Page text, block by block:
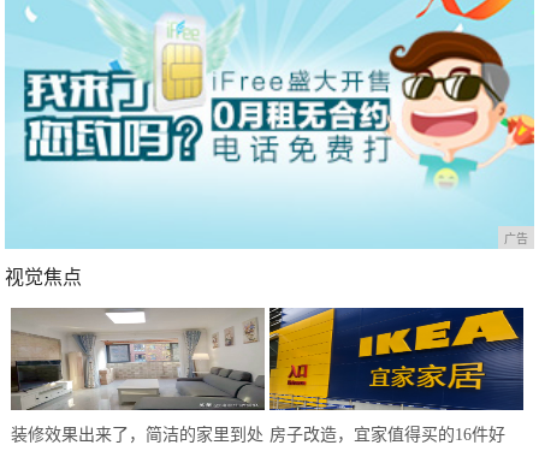
广告
视觉焦点
装修效果出来了，简洁的家里到处 房子改造，宜家值得买的16件好